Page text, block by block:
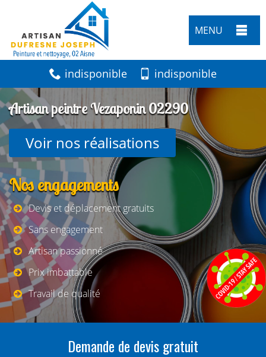
MENU
indisponible indisponible
Artisan peintre Vezaponin 02290
Voir nos réalisations
Nos engagements
Devis et déplacement gratuits
Sans engagement
Artisan passionné
Prix imbattable
Travail de qualité
Demande de devis gratuit